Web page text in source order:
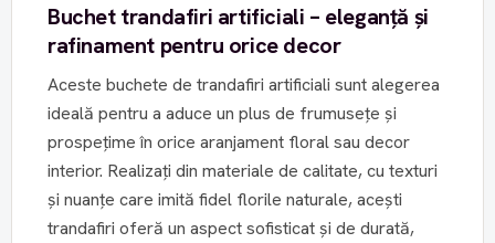
Buchet trandafiri artificiali – eleganță și
rafinament pentru orice decor
Aceste buchete de trandafiri artificiali sunt alegerea
ideală pentru a aduce un plus de frumusețe și
prospețime în orice aranjament floral sau decor
interior. Realizați din materiale de calitate, cu texturi
și nuanțe care imită fidel florile naturale, acești
trandafiri oferă un aspect sofisticat și de durată,